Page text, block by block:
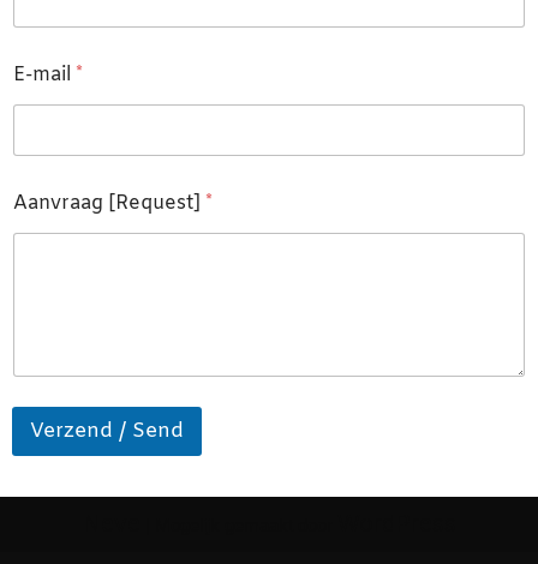
E-mail *
Aanvraag [Request] *
Verzend / Send